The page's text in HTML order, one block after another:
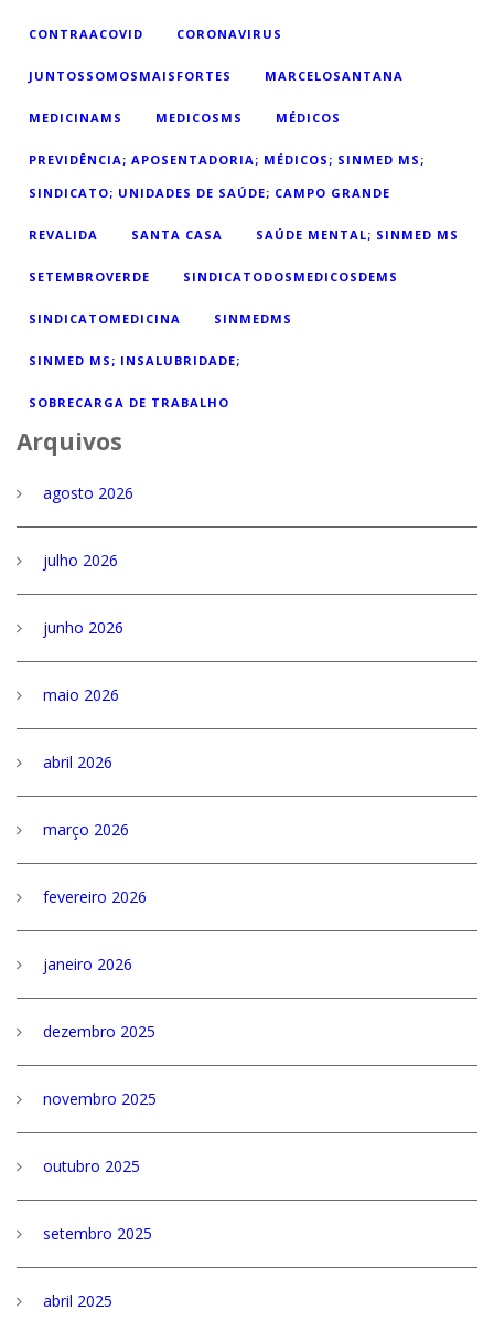
CONTRAACOVID CORONAVIRUS
JUNTOSSOMOSMAISFORTES MARCELOSANTANA
MEDICINAMS MEDICOSMS MÉDICOS
PREVIDÊNCIA; APOSENTADORIA; MÉDICOS; SINMED MS;
SINDICATO; UNIDADES DE SAÚDE; CAMPO GRANDE
REVALIDA SANTA CASA SAÚDE MENTAL; SINMED MS
SETEMBROVERDE SINDICATODOSMEDICOSDEMS
SINDICATOMEDICINA SINMEDMS
SINMED MS; INSALUBRIDADE;
SOBRECARGA DE TRABALHO
Arquivos
agosto 2026
julho 2026
junho 2026
maio 2026
abril 2026
março 2026
fevereiro 2026
janeiro 2026
dezembro 2025
novembro 2025
outubro 2025
setembro 2025
abril 2025